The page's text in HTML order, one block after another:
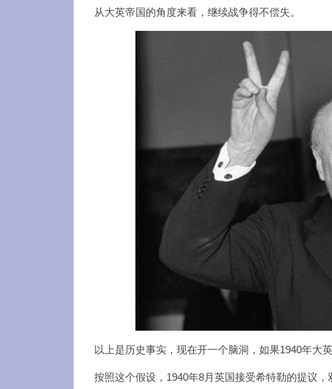
从大英帝国的角度来看，继续战争得不偿失。
以上是历史事实，现在开一个脑洞，如果1940年大
按照这个假设，1940年8月英国接受希特勒的提议，